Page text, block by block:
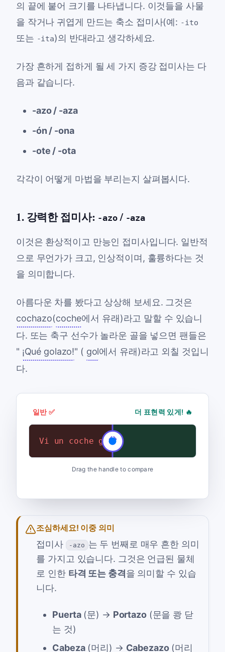
의 끝에 붙어 크기를 나타냅니다. 이것들을 사물
을 작거나 귀엽게 만드는 축소 접미사(예: -ito
또는 -ita)의 반대라고 생각하세요.
가장 흔하게 접하게 될 세 가지 증강 접미사는 다
음과 같습니다.
-azo / -aza
-ón / -ona
-ote / -ota
각각이 어떻게 마법을 부리는지 살펴봅시다.
1. 강력한 접미사: -azo/ -aza
이것은 환상적이고 만능인 접미사입니다. 일반적
으로 무언가가 크고, 인상적이며, 훌륭하다는 것
을 의미합니다.
아름다운 차를 봤다고 상상해 보세요. 그것은
cochazo(coche에서 유래)라고 말할 수 있습니
다. 또는 축구 선수가 놀라운 골을 넣으면 팬들은
" ¡Qué golazo!" ( gol에서 유래)라고 외칠 것입니
다.
일반 ✅ 더 표현력 있게! 🔥
Vi un coche grande.
¡Vi un cochazo!
Drag the handle to compare
조심하세요! 이중 의미
접미사 -azo 는 두 번째로 매우 흔한 의미
를 가지고 있습니다. 그것은 언급된 물체
로 인한 타격 또는 충격을 의미할 수 있습
니다.
Puerta(문) → Portazo(문을 쾅 닫
는 것)
Cabeza(머리) → Cabezazo(머리